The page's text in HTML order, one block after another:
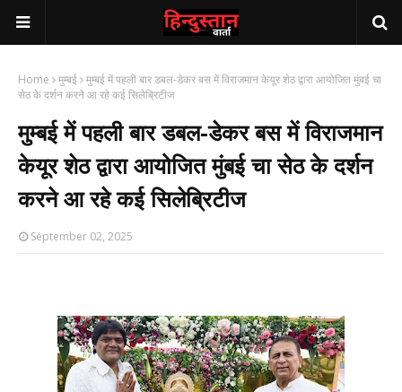
Home मुम्बई मुम्बई में पहली बार डबल-डेकर बस में विराजमान केयूर शेठ द्वारा आयोजित मुंबई चा
सेठ के दर्शन करने आ रहे कई सिलेब्रिटीज
मुम्बई में पहली बार डबल-डेकर बस में विराजमान
केयूर शेठ द्वारा आयोजित मुंबई चा सेठ के दर्शन
करने आ रहे कई सिलेब्रिटीज
September 02, 2025